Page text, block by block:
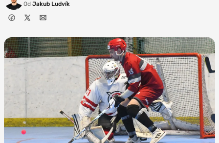
Od Jakub Ludvík